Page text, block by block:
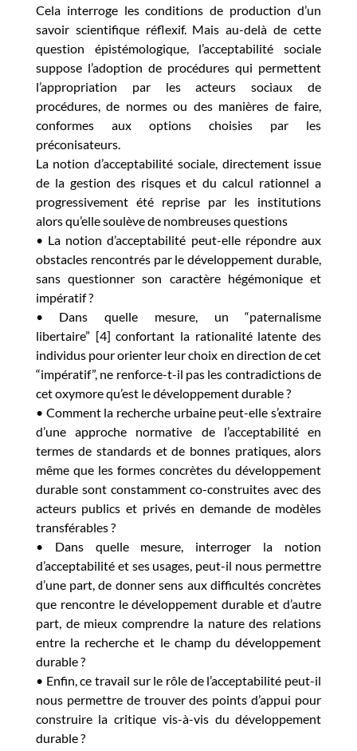
Cela interroge les conditions de production d’un
savoir scientifique réflexif. Mais au-delà de cette
question épistémologique, l’acceptabilité sociale
suppose l’adoption de procédures qui permettent
l’appropriation par les acteurs sociaux de
procédures, de normes ou des manières de faire,
conformes aux options choisies par les
préconisateurs.
La notion d’acceptabilité sociale, directement issue
de la gestion des risques et du calcul rationnel a
progressivement été reprise par les institutions
alors qu’elle soulève de nombreuses questions
• La notion d’acceptabilité peut-elle répondre aux
obstacles rencontrés par le développement durable,
sans questionner son caractère hégémonique et
impératif ?
• Dans quelle mesure, un “paternalisme
libertaire” [4] confortant la rationalité latente des
individus pour orienter leur choix en direction de cet
“impératif”, ne renforce-t-il pas les contradictions de
cet oxymore qu’est le développement durable ?
• Comment la recherche urbaine peut-elle s’extraire
d’une approche normative de l’acceptabilité en
termes de standards et de bonnes pratiques, alors
même que les formes concrètes du développement
durable sont constamment co-construites avec des
acteurs publics et privés en demande de modèles
transférables ?
• Dans quelle mesure, interroger la notion
d’acceptabilité et ses usages, peut-il nous permettre
d’une part, de donner sens aux difficultés concrètes
que rencontre le développement durable et d’autre
part, de mieux comprendre la nature des relations
entre la recherche et le champ du développement
durable ?
• Enfin, ce travail sur le rôle de l’acceptabilité peut-il
nous permettre de trouver des points d’appui pour
construire la critique vis-à-vis du développement
durable ?